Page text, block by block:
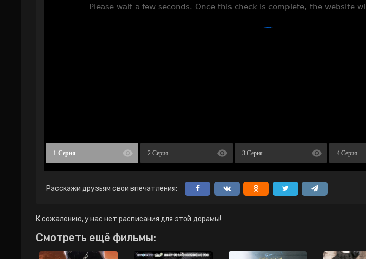
1 Серия 2 Серия 3 Серия 4 Серия
Расскажи друзьям свои впечатления:
К сожалению, у нас нет расписания для этой дорамы!
Смотреть ещё фильмы: